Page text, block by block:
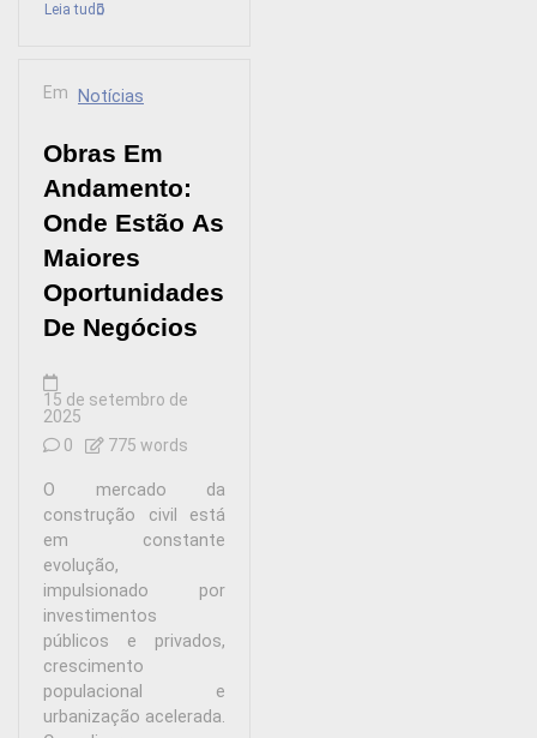
Leia tudo
Em Notícias
Obras Em
Andamento:
Onde Estão As
Maiores
Oportunidades
De Negócios
15 de setembro de
2025
0
775 words
O mercado da
construção civil está
em constante
evolução,
impulsionado por
investimentos
públicos e privados,
crescimento
populacional e
urbanização acelerada.